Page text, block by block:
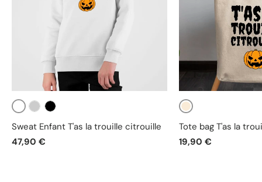
Blanc
Sweat Enfant T'as la trouille citrouille
47,90 €
Beige
Tote bag T'as la
19,90 €